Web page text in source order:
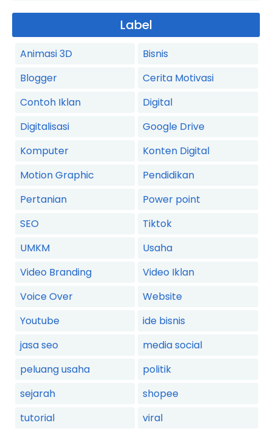
Label
Animasi 3D
Bisnis
Blogger
Cerita Motivasi
Contoh Iklan
Digital
Digitalisasi
Google Drive
Komputer
Konten Digital
Motion Graphic
Pendidikan
Pertanian
Power point
SEO
Tiktok
UMKM
Usaha
Video Branding
Video Iklan
Voice Over
Website
Youtube
ide bisnis
jasa seo
media social
peluang usaha
politik
sejarah
shopee
tutorial
viral